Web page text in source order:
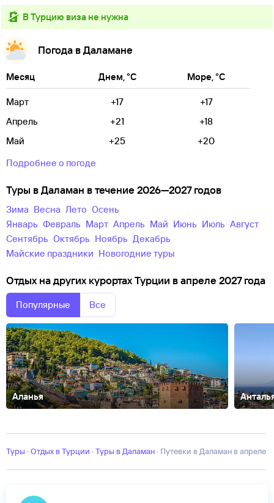
в Турцию виза не нужна
Погода в Даламане
Месяц Днем, °C Море, °C
Март +17
+17
Апрель
+21
+18
Май
+25
+20
Подробнее о погоде
Туры в Даламан в течение 2026—2027 годов
зима весна лето
осень
Январь
Февраль Март Апрель Май Июнь Июль
Август
Сентябрь
Октябрь Ноябрь
Декабрь
майские праздники
новогодние туры
Отдых на других курортах Турции в апреле 2027 года
Популярные Все
Аланья
Туры · Отдых в Турции · Туры в Даламан · Путевки в Даламан в апреле